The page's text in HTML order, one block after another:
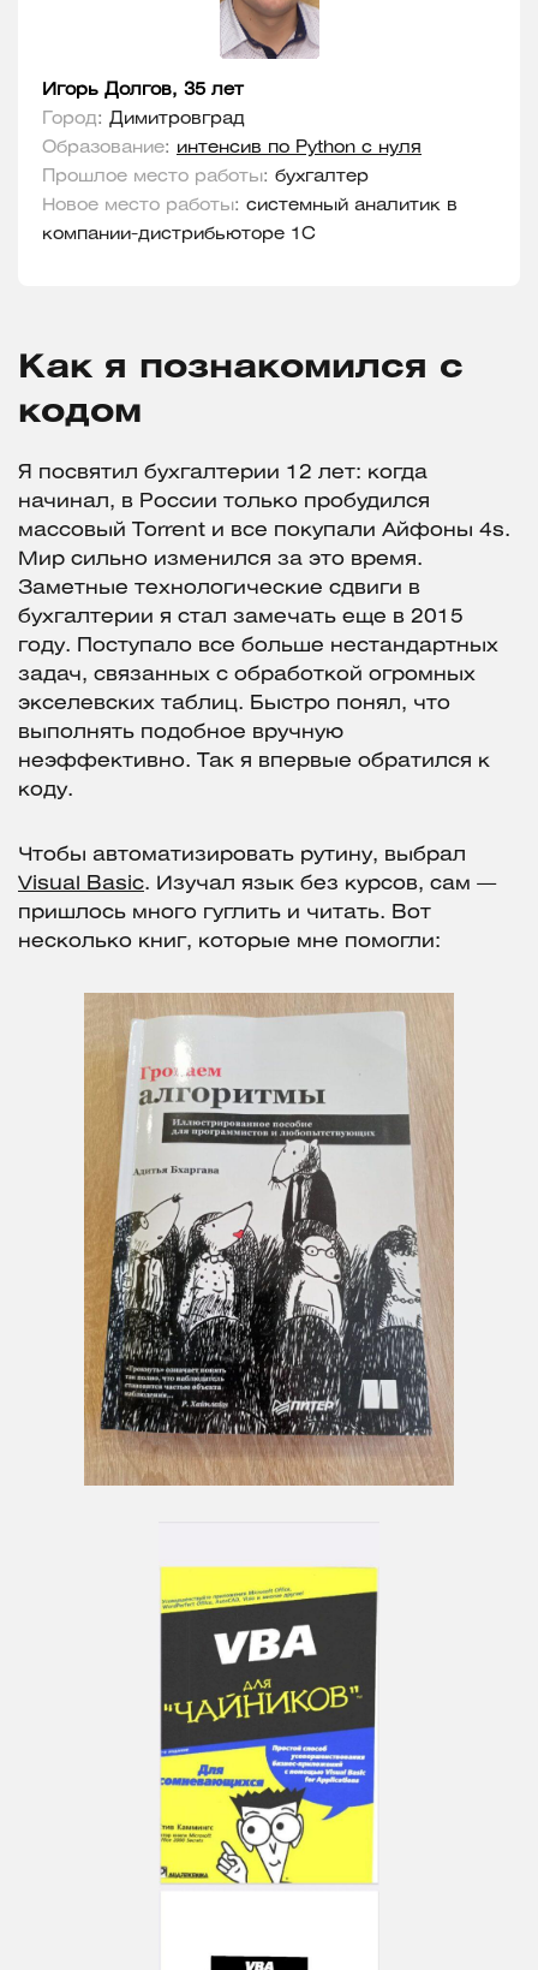
Игорь Долгов, 35 лет
Город: Димитровград
Образование: интенсив по Python c нуля
Прошлое место работы: бухгалтер
Новое место работы: системный аналитик в
компании-дистрибьюторе 1C
Как я познакомился с
кодом
Я посвятил бухгалтерии 12 лет: когда
начинал, в России только пробудился
массовый Torrent и все покупали Айфоны 4s.
Мир сильно изменился за это время.
Заметные технологические сдвиги в
бухгалтерии я стал замечать еще в 2015
году. Поступало все больше нестандартных
задач, связанных с обработкой огромных
экселевских таблиц. Быстро понял, что
выполнять подобное вручную
неэффективно. Так я впервые обратился к
коду.
Чтобы автоматизировать рутину, выбрал
Visual Basic. Изучал язык без курсов, сам —
пришлось много гуглить и читать. Вот
несколько книг, которые мне помогли: